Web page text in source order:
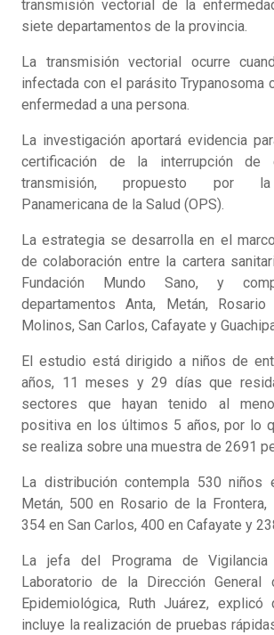
transmisión vectorial de la
siete departamentos de la provincia.
La transmisión vectorial ocurre
infectada con el parásito Trypanosoma
enfermedad a una persona.
La investigación aportará evidencia
certificación de la interrupción de
transmisión, propuesto por la
Panamericana de la Salud (OPS).
La estrategia se desarrolla en el
de colaboración entre la cartera
Fundación Mundo Sano, y
departamentos Anta, Metán,
Molinos, San Carlos, Cafayate y
El estudio está dirigido a niños de
años, 11 meses y 29 días que
sectores que hayan tenido al
positiva en los últimos 5 años, por lo
se realiza sobre una muestra de 2691
La distribución contempla 530 niños
Metán, 500 en Rosario de la
354 en San Carlos, 400 en Cafayate y
La jefa del Programa de
Laboratorio de la Dirección General
Epidemiológica, Ruth Juárez,
incluye la realización de pruebas